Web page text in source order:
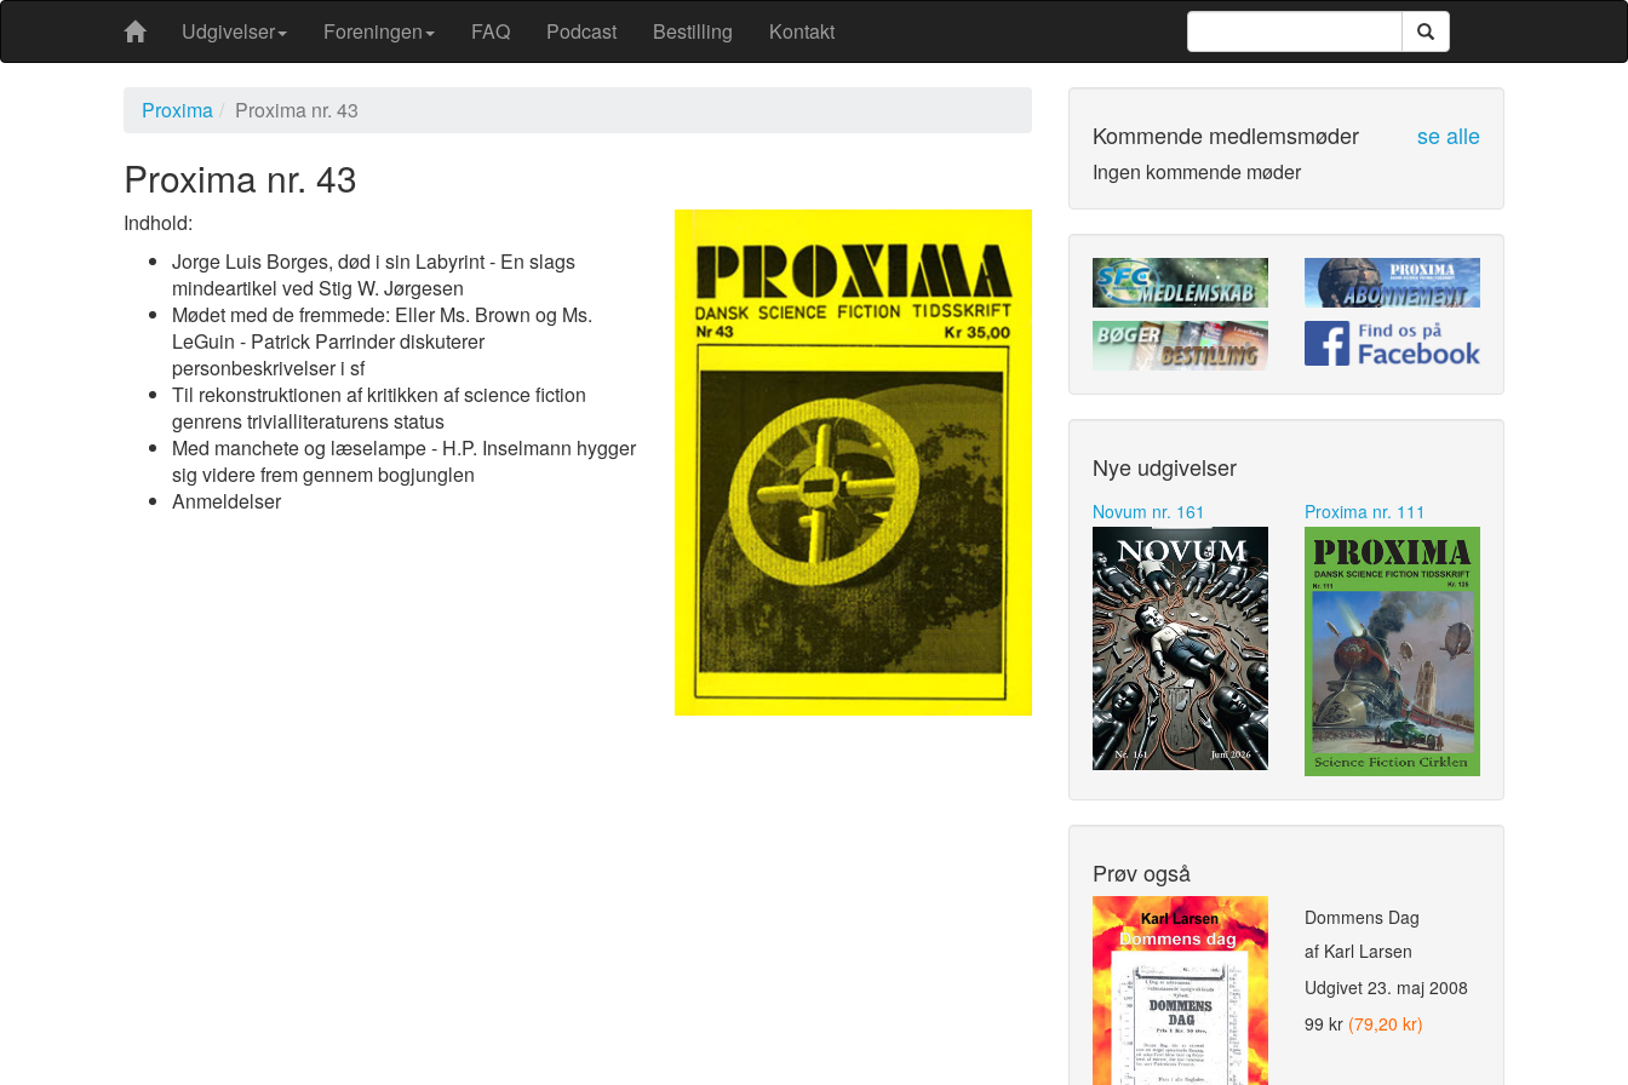
Udgivelser Foreningen FAQ Podcast Bestilling Kontakt
Proxima Proxima nr. 43
Proxima nr. 43
Indhold:
Jorge Luis Borges, død i sin Labyrint - En slags
mindeartikel ved Stig W. Jørgesen
Mødet med de fremmede: Eller Ms. Brown og Ms.
LeGuin - Patrick Parrinder diskuterer
personbeskrivelser i sf
Til rekonstruktionen af kritikken af science fiction
genrens trivialliteraturens status
Med manchete og læselampe - H.P. Inselmann hygger
sig videre frem gennem bogjunglen
Anmeldelser
Kommende medlemsmøder se alle
Ingen kommende møder
Nye udgivelser
Novum nr. 161 Proxima nr. 111
Prøv også
Dommens Dag
af Karl Larsen
Udgivet 23. maj 2008
99 kr (79,20 kr)